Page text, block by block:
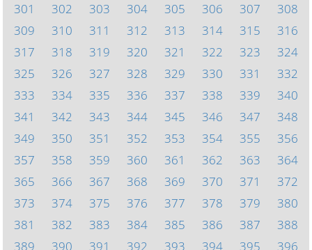
301
302 303 304 305 306 307
308
309
310 311 312 313 314 315
316
317
318 319 320 321 322 323
324
325
326 327 328 329 330 331
332
333
334 335 336 337 338 339
340
341
342 343 344 345 346 347
348
349
350 351 352 353 354 355
356
357
358 359 360 361 362 363
364
365
366 367 368 369 370 371
372
373
374 375 376 377 378 379
380
381
382 383 384 385 386 387
388
389
390 391 392 393 394 395 396